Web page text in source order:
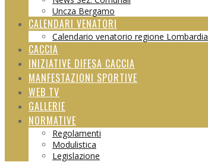
Uncza Bergamo
CALENDARI VENATORI
Calendario venatorio regione Lombardia
CACCIA
INIZIATIVE DIFESA CACCIA
MANFESTAZIONI SPORTIVE
WEB TV
GALLERIE
NORMATIVE
Regolamenti
Modulistica
Legislazione